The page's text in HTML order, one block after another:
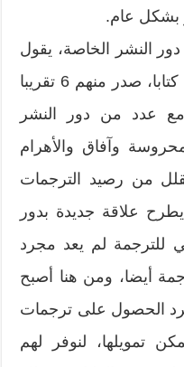
بشكل عام‮.‬
على صعيد النشر المشترك مع دور النشر الخاصة،‮ ‬يقول
إن المركز اتفق تقريبا على‮ ‬50‮ ‬كتابا،‮ ‬صدر منهم‮ ‬6‮ ‬تقريبا
والبقية على وشك الصدور،‮ ‬مع عدد من دور النشر
وآفاق والأهرام
‬يقول‮: “‬هذا يقلل من رصيد الترجمات
يطرح علاقة جديدة بدور
القومي للترجمة لم يعد مجرد
دار نشر وإنما هيئة داعمة للترجمة أيضا،‮ ‬ومن هنا أصبح
الحصول على ترجمات
منا،‮ ‬ولكن تقديم اقتراحات يمكن تمويلها،‮ ‬لنوفر لهم